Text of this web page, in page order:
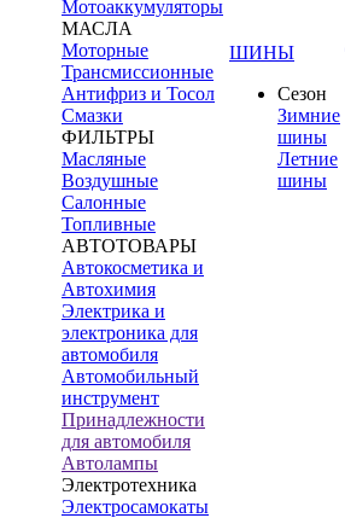
Мотоаккумуляторы
МАСЛА
Моторные
Трансмиссионные
Антифриз и Тосол
Смазки
ФИЛЬТРЫ
Масляные
Воздушные
Салонные
Топливные
АВТОТОВАРЫ
Автокосметика и
Автохимия
Электрика и
электроника для
автомобиля
Автомобильный
инструмент
Принадлежности
для автомобиля
Автолампы
Электротехника
Электросамокаты
ШИНЫ
Сезон
Зимние
шины
Летние
шины